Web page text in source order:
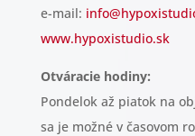
e-mail:
www.hypoxistudio.sk
Otváracie hodiny:
Pondelok až piatok na
sa je možné v časovom